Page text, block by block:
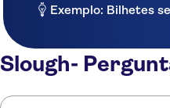
Exemplo: Bilhetes
Slough-